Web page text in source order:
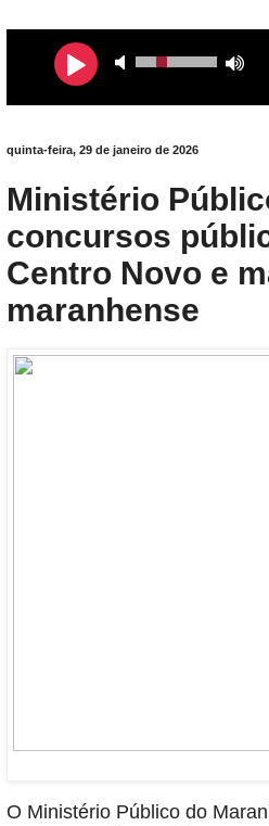
quinta-feira, 29 de janeiro de 2026
Ministério
concursos
Centro Novo e
maranhense
O Ministério Público do